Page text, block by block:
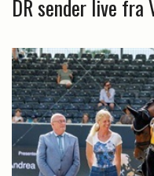
DR sender live fra